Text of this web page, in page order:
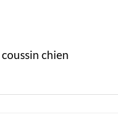
coussin chien